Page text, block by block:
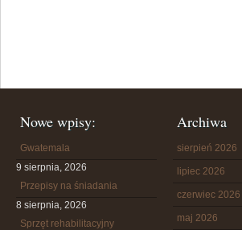
Nowe wpisy:
Gwatemala
9 sierpnia, 2026
Przepisy na śniadania
8 sierpnia, 2026
Sprzęt rehabilitacyjny
Archiwa
sierpień 2026
lipiec 2026
czerwiec 2026
maj 2026